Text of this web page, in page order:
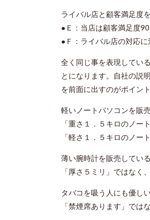
ライバル店と顧客満足度
●Ｅ：当店は顧客満足度90
●Ｆ：ライバル店の対応
全く同じ事を表現してい
とになります。自社の説
を前面に出すのがポイント
軽いノートパソコンを販
「重さ１．５キロのノー
「軽さ１．５キロのノー
薄い腕時計を販売してい
「厚さ５ミリ」ではなく
タバコを吸う人にも優し
「禁煙席あります」では